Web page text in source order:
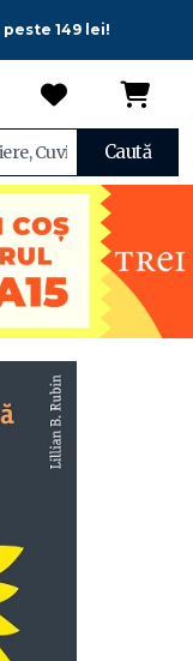
149 lei!
Caută